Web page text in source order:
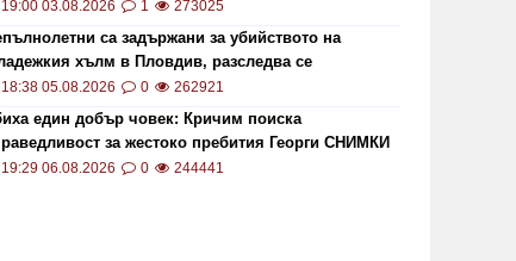
ще проверява за размера на
при безработица
20.01.2021 7846
19:00 03.08.2026 1 273025
са задържани за убийството на
хълм в Пловдив, разследва се
мотив
18:38 05.08.2026 0 262921
един добър човек: Кричим поиска
за жестоко пребития Георги СНИМКИ
19:29 06.08.2026 0 244441